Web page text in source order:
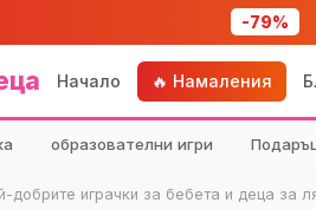
-79%
Начало 🔥 Намаления
образователни игри
добрите играчки за бебета и деца за